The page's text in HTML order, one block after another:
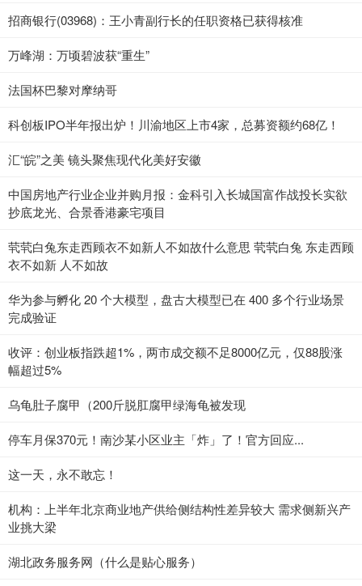
招商银行(03968)：王小青副行长的任职资格已获得核准
万峰湖：万顷碧波获“重生”
法国杯巴黎对摩纳哥
科创板IPO半年报出炉！川渝地区上市4家，总募资额约68亿！
汇“皖”之美 镜头聚焦现代化美好安徽
中国房地产行业企业并购月报：金科引入长城国富作战投长实欲
抄底龙光、合景香港豪宅项目
茕茕白兔东走西顾衣不如新人不如故什么意思 茕茕白兔 东走西顾
衣不如新 人不如故
华为参与孵化 20 个大模型，盘古大模型已在 400 多个行业场景
完成验证
收评：创业板指跌超1%，两市成交额不足8000亿元，仅88股涨
幅超过5%
乌龟肚子腐甲（200斤脱肛腐甲绿海龟被发现
停车月保370元！南沙某小区业主「炸」了！官方回应...
这一天，永不敢忘！
机构：上半年北京商业地产供给侧结构性差异较大 需求侧新兴产
业挑大梁
湖北政务服务网（什么是贴心服务）